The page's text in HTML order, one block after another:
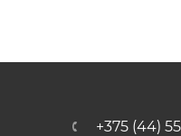
+375 (44)